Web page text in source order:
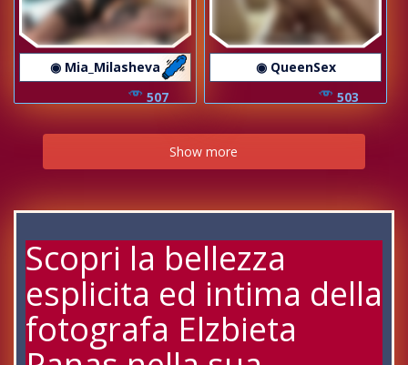
◉ Mia_Milasheva
507
◉ QueenSex
503
Show more
Scopri la bellezza
esplicita ed intima della
fotografa Elzbieta